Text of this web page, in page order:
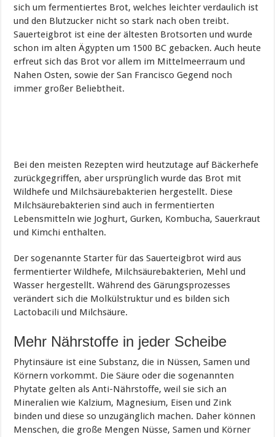
sich um fermentiertes Brot, welches leichter verdaulich ist
und den Blutzucker nicht so stark nach oben treibt.
Sauerteigbrot ist eine der ältesten Brotsorten und wurde
schon im alten Ägypten um 1500 BC gebacken. Auch heute
erfreut sich das Brot vor allem im Mittelmeerraum und
Nahen Osten, sowie der San Francisco Gegend noch
immer großer Beliebtheit.
Bei den meisten Rezepten wird heutzutage auf Bäckerhefe
zurückgegriffen, aber ursprünglich wurde das Brot mit
Wildhefe und Milchsäurebakterien hergestellt. Diese
Milchsäurebakterien sind auch in fermentierten
Lebensmitteln wie Joghurt, Gurken, Kombucha, Sauerkraut
und Kimchi enthalten.
Der sogenannte Starter für das Sauerteigbrot wird aus
fermentierter Wildhefe, Milchsäurebakterien, Mehl und
Wasser hergestellt. Während des Gärungsprozesses
verändert sich die Molkülstruktur und es bilden sich
Lactobacili und Milchsäure.
Mehr Nährstoffe in jeder Scheibe
Phytinsäure ist eine Substanz, die in Nüssen, Samen und
Körnern vorkommt. Die Säure oder die sogenannten
Phytate gelten als Anti-Nährstoffe, weil sie sich an
Mineralien wie Kalzium, Magnesium, Eisen und Zink
binden und diese so unzugänglich machen. Daher können
Menschen, die große Mengen Nüsse, Samen und Körner